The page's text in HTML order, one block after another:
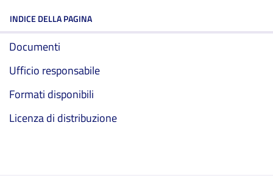
INDICE DELLA PAGINA
Documenti
Ufficio responsabile
Formati disponibili
Licenza di distribuzione